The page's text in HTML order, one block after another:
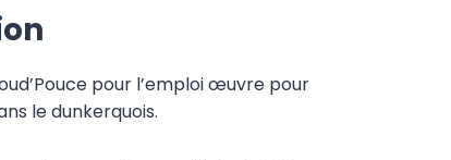
pour l’emploi œuvre pour
le dunkerquois.